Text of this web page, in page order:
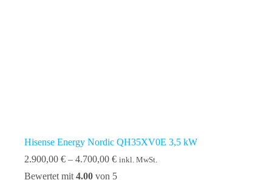
Hisense Energy Nordic QH35XV0E 3,5 kW
2.900,00 € – 4.700,00 €Preisspanne:
inkl. MwSt.
Bewertet mit 4.00 von 5